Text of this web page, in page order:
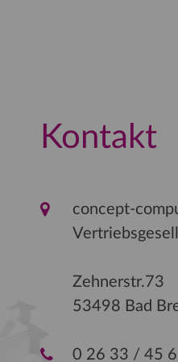
Kontakt
concept-
Zehnerstr.73
53498 Bad
0 26 33 / 45